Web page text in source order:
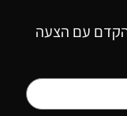
עם הצעה